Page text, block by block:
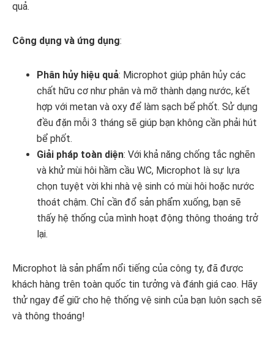
quả.
Công dụng và ứng dụng:
Phân hủy hiệu quả: Microphot giúp phân hủy các
chất hữu cơ như phân và mỡ thành dạng nước, kết
hợp với metan và oxy để làm sạch bể phốt. Sử dụng
đều đặn mỗi 3 tháng sẽ giúp bạn không cần phải hút
bể phốt.
Giải pháp toàn diện: Với khả năng chống tắc nghẽn
và khử mùi hôi hầm cầu WC, Microphot là sự lựa
chọn tuyệt vời khi nhà vệ sinh có mùi hôi hoặc nước
thoát chậm. Chỉ cần đổ sản phẩm xuống, bạn sẽ
thấy hệ thống của mình hoạt động thông thoáng trở
lại.
Microphot là sản phẩm nổi tiếng của công ty, đã được
khách hàng trên toàn quốc tin tưởng và đánh giá cao. Hãy
thử ngay để giữ cho hệ thống vệ sinh của bạn luôn sạch sẽ
và thông thoáng!